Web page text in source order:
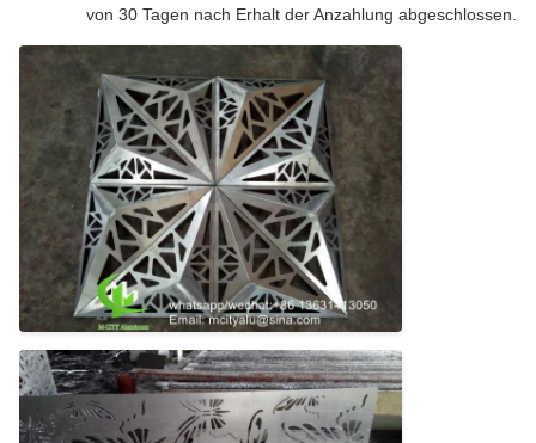
von 30 Tagen nach Erhalt der Anzahlung abgeschlossen.